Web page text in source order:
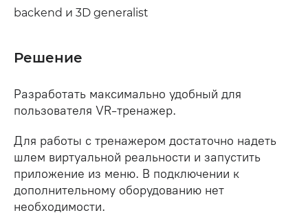
backend и 3D generalist
Решение
Разработать максимально удобный для
пользователя VR-тренажер.
Для работы с тренажером достаточно надеть
шлем виртуальной реальности и запустить
приложение из меню. В подключении к
дополнительному оборудованию нет
необходимости.